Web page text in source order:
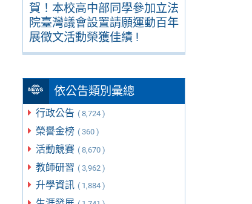
賀！本校高中部同學參加立法
院臺灣議會設置請願運動百年
展徵文活動榮獲佳績 !
依公告類別彙總
行政公告 ( 8,724 )
榮譽金榜 ( 360 )
活動競賽 ( 8,670 )
教師研習 ( 3,962 )
升學資訊 ( 1,884 )